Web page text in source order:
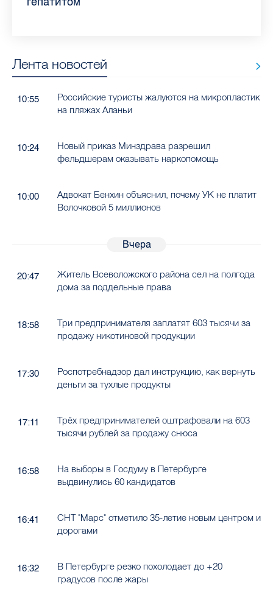
Лента новостей
10:55
Российские туристы жалуются на микропластик
на пляжах Аланьи
10:24
Новый приказ Минздрава разрешил
фельдшерам оказывать наркопомощь
10:00
Адвокат Бенхин объяснил, почему УК не платит
Волочковой 5 миллионов
Вчера
20:47
Житель Всеволожского района сел на полгода
дома за поддельные права
18:58
Три предпринимателя заплатят 603 тысячи за
продажу никотиновой продукции
17:30
Роспотребнадзор дал инструкцию, как вернуть
деньги за тухлые продукты
17:11
Трёх предпринимателей оштрафовали на 603
тысячи рублей за продажу снюса
16:58
На выборы в Госдуму в Петербурге
выдвинулись 60 кандидатов
16:41
СНТ "Марс" отметило 35-летие новым центром и
дорогами
16:32
В Петербурге резко похолодает до +20
градусов после жары